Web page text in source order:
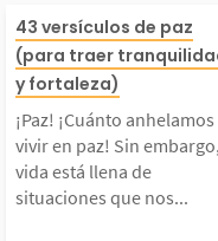
vivir en
la
de
43 versículos de paz
(para traer
y fortaleza)
¡Paz! ¡Cuánto anhelamos
vivir en paz! Sin
vida está llena de
situaciones que nos...